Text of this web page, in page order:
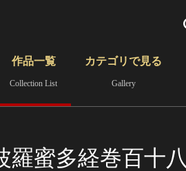
さらに詳細検索
作品一覧
Collection List
カテゴリで見る
Gallery
羅蜜多経巻百十八